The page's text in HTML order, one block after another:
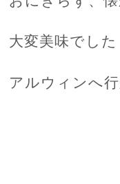
大変美味でした
アルウィンへ